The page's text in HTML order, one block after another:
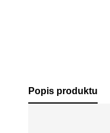
Popis produktu